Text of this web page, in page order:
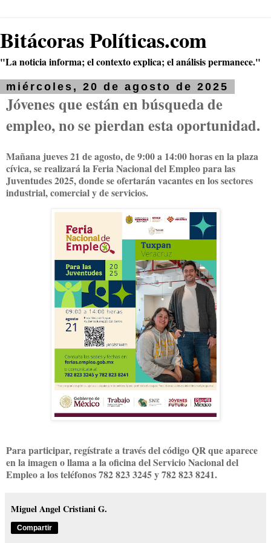
Bitácoras Políticas.com
"La noticia informa; el contexto explica; el análisis permanece."
miércoles, 20 de agosto de 2025
Jóvenes que están en búsqueda de
empleo, no se pierdan esta oportunidad.
Mañana jueves 21 de agosto, de 9:00 a 14:00 horas en la plaza
cívica, se realizará la Feria Nacional del Empleo para las
Juventudes 2025, donde se ofertarán vacantes en los sectores
industrial, comercial y de servicios.
Para participar, regístrate a través del código QR que aparece
en la imagen o llama a la oficina del Servicio Nacional del
Empleo a los teléfonos 782 823 3245 y 782 823 8241.
Miguel Angel Cristiani G.
Compartir